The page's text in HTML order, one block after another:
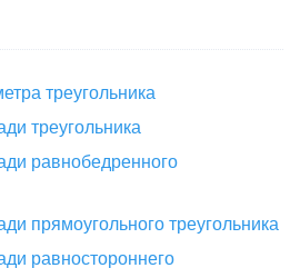
треугольника
треугольника
равнобедренного
прямоугольного треугольника
равностороннего